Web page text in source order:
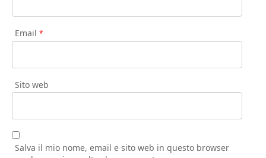
Email *
Sito web
Salva il mio nome, email e sito web in questo browser